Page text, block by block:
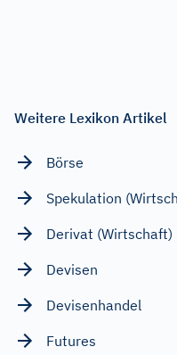
Weitere Lexikon Artikel
Börse
Spekulation
Derivat (Wirtschaft)
Devisen
Devisenhandel
Futures